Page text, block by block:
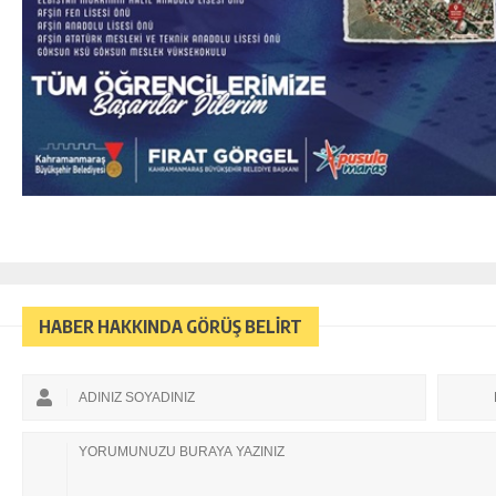
HABER HAKKINDA GÖRÜŞ BELİRT